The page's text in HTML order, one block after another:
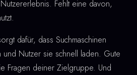
Fehlt eine davon,
dafür, dass Suchmaschinen
Nutzer sie schnell laden. Gute
Fragen deiner Zielgruppe. Und